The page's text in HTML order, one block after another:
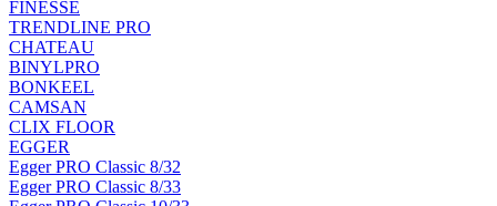
FINESSE
TRENDLINE PRO
CHATEAU
BINYLPRO
BONKEEL
CAMSAN
CLIX FLOOR
EGGER
Egger PRO Classic 8/32
Egger PRO Classic 8/33